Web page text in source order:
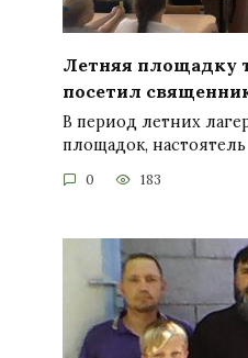
Летняя площадку
посетил
В период летних
площадок, настоятель
0 183